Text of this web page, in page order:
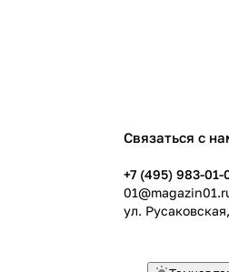
Связаться с
+7 (495) 983-01-
ул.